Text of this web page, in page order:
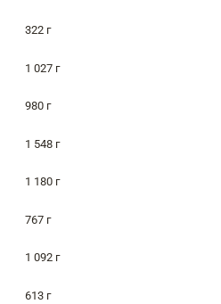
322 г
1 027 г
980 г
1 548 г
1 180 г
767 г
1 092 г
613 г